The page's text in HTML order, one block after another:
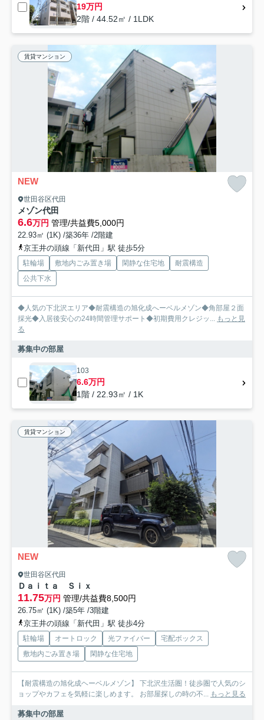
19万円
2階 / 44.52㎡ / 1LDK
賃貸マンション
NEW
世田谷区代田
メゾン代田
6.6万円 管理/共益費5,000円
22.93㎡ (1K) /築36年 /2階建
京王井の頭線「新代田」駅 徒歩5分
駐輪場 敷地内ごみ置き場 閑静な住宅地
耐震構造
公共下水
◆人気の下北沢エリア◆耐震構造の旭化成へーベルメゾン◆角部屋２面
採光◆入居後安心の24時間管理サポート◆初期費用クレジッ...
もっと見
る
募集中の部屋
103
6.6万円
1階 / 22.93㎡ / 1K
賃貸マンション
NEW
世田谷区代田
Ｄａｉｔａ Ｓｉｘ
11.75万円 管理/共益費8,500円
26.75㎡ (1K) /築5年 /3階建
京王井の頭線「新代田」駅 徒歩4分
駐輪場 オートロック 光ファイバー
宅配ボックス
敷地内ごみ置き場
閑静な住宅地
【耐震構造の旭化成ヘーベルメゾン】 下北沢生活圏！徒歩圏で人気のシ
ョップやカフェを気軽に楽しめます。 お部屋探しの時の不... もっと見る
募集中の部屋